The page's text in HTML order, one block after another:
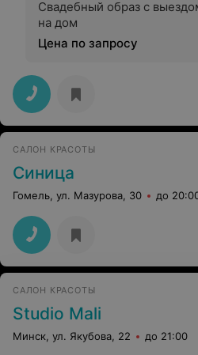
порадовал. Правда, смылись
вместе с тем бровисту удалось
профессионалы! Впечатлило, как
вам большое!
Свадебный образ с
на дом
Цена по запросу
САЛОН КРАСОТЫ
Синица
Гомель, ул. Мазурова, 30 до
САЛОН КРАСОТЫ
Studio Mali
Минск, ул. Якубова, 22 до 21:00